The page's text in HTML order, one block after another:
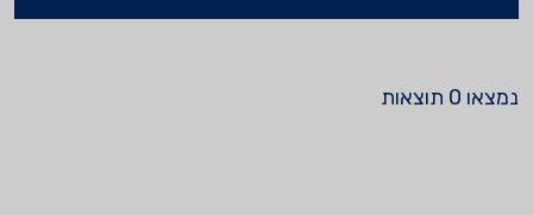
נמצאו 0 תוצאות